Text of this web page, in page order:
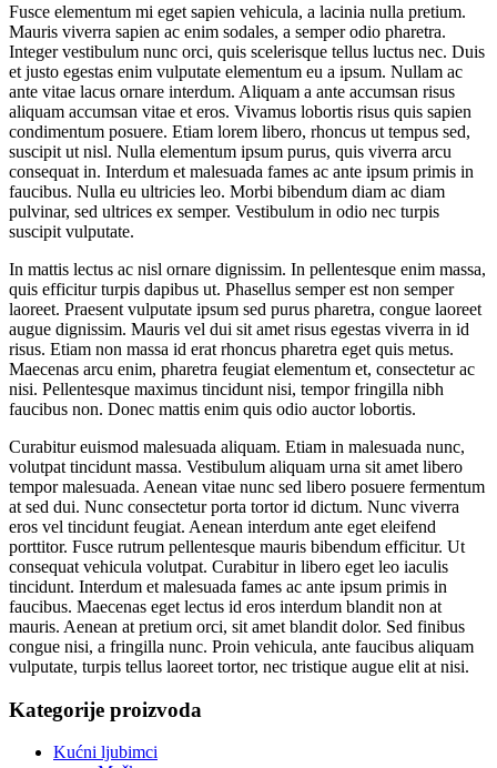
Fusce elementum mi eget sapien vehicula, a lacinia nulla pretium.
Mauris viverra sapien ac enim sodales, a semper odio pharetra.
Integer vestibulum nunc orci, quis scelerisque tellus luctus nec. Duis
et justo egestas enim vulputate elementum eu a ipsum. Nullam ac
ante vitae lacus ornare interdum. Aliquam a ante accumsan risus
aliquam accumsan vitae et eros. Vivamus lobortis risus quis sapien
condimentum posuere. Etiam lorem libero, rhoncus ut tempus sed,
suscipit ut nisl. Nulla elementum ipsum purus, quis viverra arcu
consequat in. Interdum et malesuada fames ac ante ipsum primis in
faucibus. Nulla eu ultricies leo. Morbi bibendum diam ac diam
pulvinar, sed ultrices ex semper. Vestibulum in odio nec turpis
suscipit vulputate.
In mattis lectus ac nisl ornare dignissim. In pellentesque enim massa,
quis efficitur turpis dapibus ut. Phasellus semper est non semper
laoreet. Praesent vulputate ipsum sed purus pharetra, congue laoreet
augue dignissim. Mauris vel dui sit amet risus egestas viverra in id
risus. Etiam non massa id erat rhoncus pharetra eget quis metus.
Maecenas arcu enim, pharetra feugiat elementum et, consectetur ac
nisi. Pellentesque maximus tincidunt nisi, tempor fringilla nibh
faucibus non. Donec mattis enim quis odio auctor lobortis.
Curabitur euismod malesuada aliquam. Etiam in malesuada nunc,
volutpat tincidunt massa. Vestibulum aliquam urna sit amet libero
tempor malesuada. Aenean vitae nunc sed libero posuere fermentum
at sed dui. Nunc consectetur porta tortor id dictum. Nunc viverra
eros vel tincidunt feugiat. Aenean interdum ante eget eleifend
porttitor. Fusce rutrum pellentesque mauris bibendum efficitur. Ut
consequat vehicula volutpat. Curabitur in libero eget leo iaculis
tincidunt. Interdum et malesuada fames ac ante ipsum primis in
faucibus. Maecenas eget lectus id eros interdum blandit non at
mauris. Aenean at pretium orci, sit amet blandit dolor. Sed finibus
congue nisi, a fringilla nunc. Proin vehicula, ante faucibus aliquam
vulputate, turpis tellus laoreet tortor, nec tristique augue elit at nisi.
Kategorije proizvoda
Kućni ljubimci